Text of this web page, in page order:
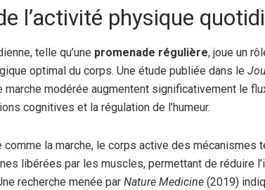
l’activité physique
telle qu’une promenade régulière, joue un
optimal du corps. Une étude publiée dans le
modérée augmentent significativement le
cognitives et la régulation de l’humeur.
comme la marche, le corps active des mécanismes
libérées par les muscles, permettant de réduire
recherche menée par Nature Medicine (2019)